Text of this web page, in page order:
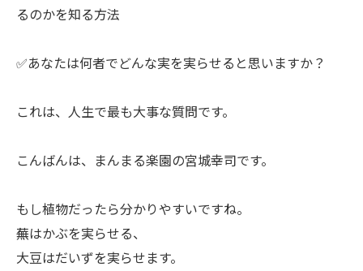
るのかを知る方法
✅あなたは何者でどんな実を実らせると思いますか？
ㅤこれは、人生で最も大事な質問です。
ㅤこんばんは、まんまる楽園の宮城幸司です。
ㅤもし植物だったら分かりやすいですね。
蕪はかぶを実らせる、
大豆はだいずを実らせます。